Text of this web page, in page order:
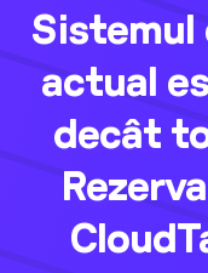
Sistemul
actual
decât